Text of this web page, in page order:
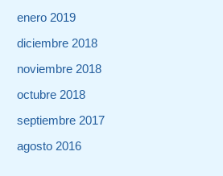
enero 2019
diciembre 2018
noviembre 2018
octubre 2018
septiembre 2017
agosto 2016